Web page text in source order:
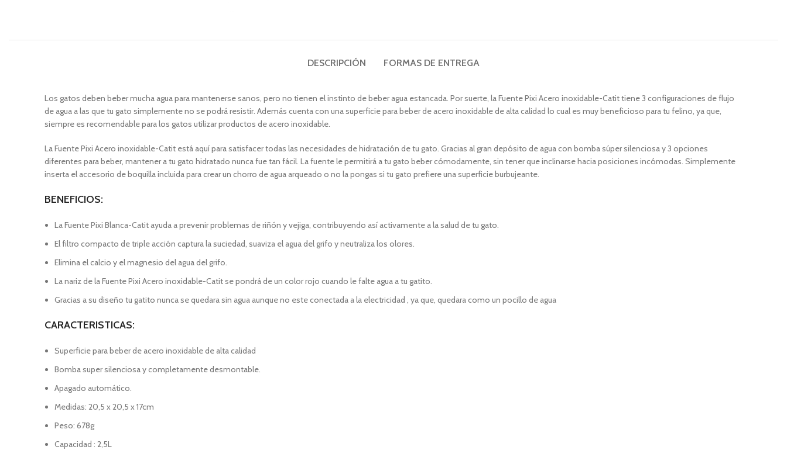
DESCRIPCIÓN FORMAS DE ENTREGA
Los gatos deben beber mucha agua para mantenerse sanos, pero no tienen el instinto de beber agua estancada. Por suerte, la Fuente Pixi Acero inoxidable-Catit tiene 3 configuraciones de flujo
de agua a las que tu gato simplemente no se podrá resistir. Además cuenta con una superficie para beber de acero inoxidable de alta calidad lo cual es muy beneficioso para tu felino, ya que,
siempre es recomendable para los gatos utilizar productos de acero inoxidable.
La Fuente Pixi Acero inoxidable-Catit está aquí para satisfacer todas las necesidades de hidratación de tu gato. Gracias al gran depósito de agua con bomba súper silenciosa y 3 opciones
diferentes para beber, mantener a tu gato hidratado nunca fue tan fácil. La fuente le permitirá a tu gato beber cómodamente, sin tener que inclinarse hacia posiciones incómodas. Simplemente
inserta el accesorio de boquilla incluida para crear un chorro de agua arqueado o no la pongas si tu gato prefiere una superficie burbujeante.
BENEFICIOS:
La Fuente Pixi Blanca-Catit ayuda a prevenir problemas de riñón y vejiga, contribuyendo así activamente a la salud de tu gato.
El filtro compacto de triple acción captura la suciedad, suaviza el agua del grifo y neutraliza los olores.
Elimina el calcio y el magnesio del agua del grifo.
La nariz de la Fuente Pixi Acero inoxidable-Catit se pondrá de un color rojo cuando le falte agua a tu gatito.
Gracias a su diseño tu gatito nunca se quedara sin agua aunque no este conectada a la electricidad , ya que, quedara como un pocillo de agua
CARACTERISTICAS:
Superficie para beber de acero inoxidable de alta calidad
Bomba super silenciosa y completamente desmontable.
Apagado automático.
Medidas: 20,5 x 20,5 x 17cm
Peso: 678g
Capacidad : 2,5L